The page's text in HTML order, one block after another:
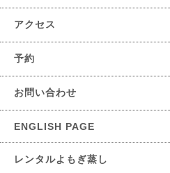
アクセス
予約
お問い合わせ
ENGLISH PAGE
レンタルよもぎ蒸し